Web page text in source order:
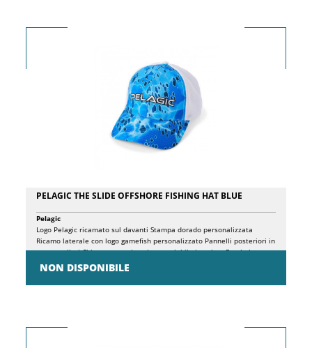
PELAGIC THE SLIDE OFFSHORE FISHING HAT BLUE
NON DISPONIBILE
Pelagic
Logo Pelagic ricamato sul davanti Stampa dorado personalizzata
Ricamo laterale con logo gamefish personalizzato Pannelli posteriori in
rete ventilati Chiusura con cinturino regolabile in velcro Fascia interna
traspirante Tesa curva Taglia unica Materiale: 33% catione 29%
poliestere 22% cotone 10% elastan 6% nylon 100% fibre naturali